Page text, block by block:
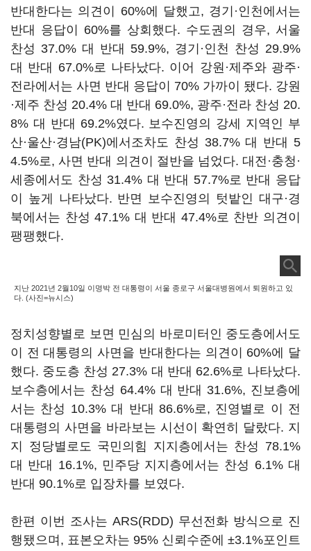
반대한다는 의견이 60%에 달했고, 경기·인천에서는
반대 응답이 60%를 상회했다. 수도권의 경우, 서울
찬성 37.0% 대 반대 59.9%, 경기·인천 찬성 29.9%
대 반대 67.0%로 나타났다. 이어 강원·제주와 광주·
전라에서는 사면 반대 응답이 70% 가까이 됐다. 강원
·제주 찬성 20.4% 대 반대 69.0%, 광주·전라 찬성 20.
8% 대 반대 69.2%였다. 보수진영의 강세 지역인 부
산·울산·경남(PK)에서조차도 찬성 38.7% 대 반대 5
4.5%로, 사면 반대 의견이 절반을 넘었다. 대전·충청·
세종에서도 찬성 31.4% 대 반대 57.7%로 반대 응답
이 높게 나타났다. 반면 보수진영의 텃밭인 대구·경
북에서는 찬성 47.1% 대 반대 47.4%로 찬반 의견이
팽팽했다.
지난 2021년 2월10일 이명박 전 대통령이 서울 종로구 서울대병원에서 퇴원하고 있
다. (사진=뉴시스)
정치성향별로 보면 민심의 바로미터인 중도층에서도
이 전 대통령의 사면을 반대한다는 의견이 60%에 달
했다. 중도층 찬성 27.3% 대 반대 62.6%로 나타났다.
보수층에서는 찬성 64.4% 대 반대 31.6%, 진보층에
서는 찬성 10.3% 대 반대 86.6%로, 진영별로 이 전
대통령의 사면을 바라보는 시선이 확연히 달랐다. 지
지 정당별로도 국민의힘 지지층에서는 찬성 78.1%
대 반대 16.1%, 민주당 지지층에서는 찬성 6.1% 대
반대 90.1%로 입장차를 보였다.
한편 이번 조사는 ARS(RDD) 무선전화 방식으로 진
행됐으며, 표본오차는 95% 신뢰수준에 ±3.1%포인트